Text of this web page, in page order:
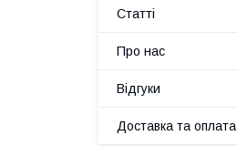
Статті
Про нас
Відгуки
Доставка та оплата